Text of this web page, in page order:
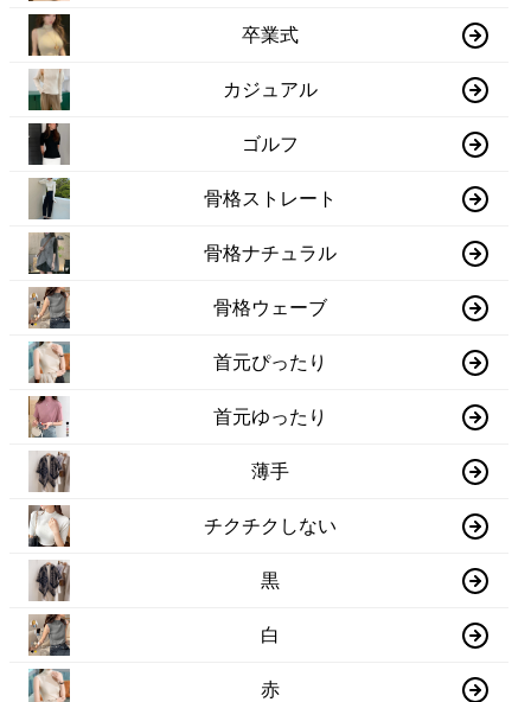
卒業式
カジュアル
ゴルフ
骨格ストレート
骨格ナチュラル
骨格ウェーブ
首元ぴったり
首元ゆったり
薄手
チクチクしない
黒
白
赤